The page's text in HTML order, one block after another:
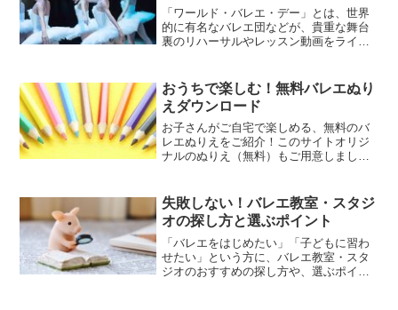
「ワールド・バレエ・デー」とは、世界
的に有名なバレエ団などが、貴重な舞台
裏のリハーサルやレッスン動画をライブ
おうちで楽しむ！無料バレエぬり
えダウンロード
お子さんがご自宅で楽しめる、無料のバ
レエぬりえをご紹介！このサイトオリジ
ナルのぬりえ（無料）もご用意しました
失敗しない！バレエ教室・スタジ
オの探し方と選ぶポイント
「バレエをはじめたい」「子どもに習わ
せたい」という方に、バレエ教室・スタ
ジオのおすすめの探し方や、選ぶポイン